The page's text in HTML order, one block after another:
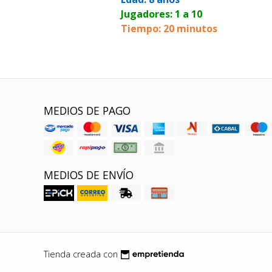
Jugadores: 1 a 10
Tiempo: 20 minutos
MEDIOS DE PAGO
MEDIOS DE ENVÍO
Tienda creada con